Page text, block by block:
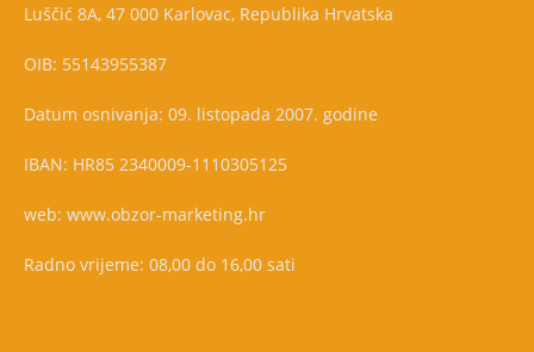
Luščić 8A, 47 000 Karlovac, Republika Hrvatska
OIB: 55143955387
Datum osnivanja: 09. listopada 2007. godine
IBAN: HR85 2340009-1110305125
web: www.obzor-marketing.hr
Radno vrijeme: 08,00 do 16,00 sati